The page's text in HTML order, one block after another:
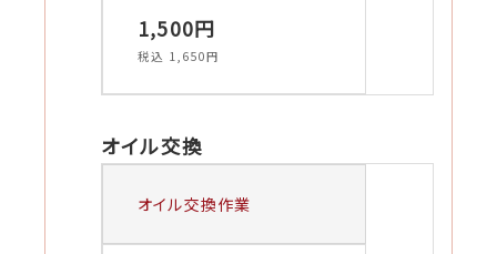
1,500円
税込 1,650円
オイル交換
オイル交換作業